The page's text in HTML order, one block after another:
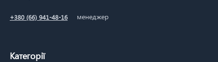
+380 (66) 941-48-16 менеджер
Категорії